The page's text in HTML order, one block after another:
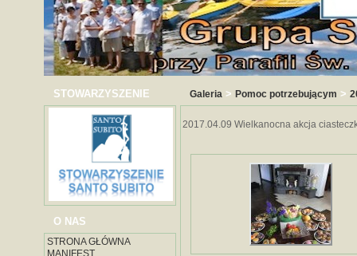
STOWARZYSZENIE
O NAS
STRONA GŁÓWNA
MANIFEST
Galeria > Pomoc potrzebującym >
2017.04.09 Wielkanocna akcja